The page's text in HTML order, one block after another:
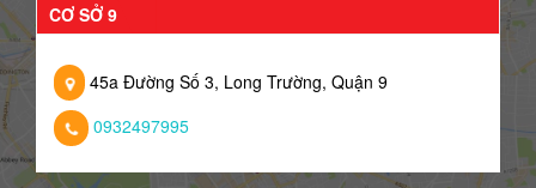
CƠ SỞ 9
45a Đường Số 3, Long Trường, Quận 9
0932497995